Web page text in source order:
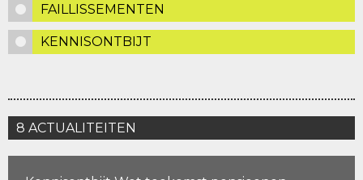
FAILLISSEMENTEN
KENNISONTBIJT
8 ACTUALITEITEN